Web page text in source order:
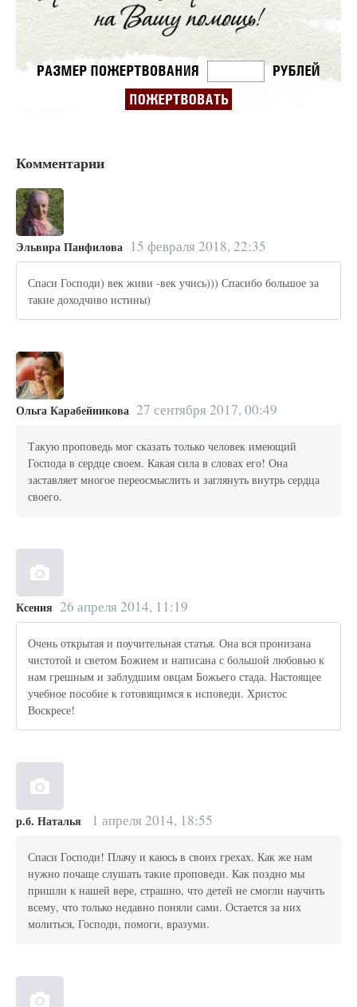
Комментарии
Эльвира Панфилова 15 февраля 2018, 22:35
Спаси Господи) век живи -век учись))) Спасибо большое за
такие доходчиво истины)
Ольга Карабейникова 27 сентября 2017, 00:49
Такую проповедь мог сказать только человек имеющий
Господа в сердце своем. Какая сила в словах его! Она
заставляет многое переосмыслить и заглянуть внутрь сердца
своего.
Ксения 26 апреля 2014, 11:19
Очень открытая и поучительная статья. Она вся пронизана
чистотой и светом Божием и написана с большой любовью к
нам грешным и заблудшим овцам Божьего стада. Настоящее
учебное пособие к готовящимся к исповеди. Христос
Воскресе!
р.б. Наталья 1 апреля 2014, 18:55
Спаси Господи! Плачу и каюсь в своих грехах. Как же нам
нужно почаще слушать такие проповеди. Как поздно мы
пришли к нашей вере, страшно, что детей не смогли научить
всему, что только недавно поняли сами. Остается за них
молиться, Господи, помоги, вразуми.